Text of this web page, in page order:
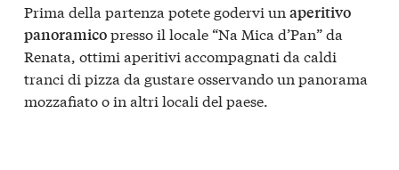
Prima della partenza potete godervi un aperitivo
panoramicopresso il locale “Na Mica d’Pan” da
Renata, ottimi aperitivi accompagnati da caldi
tranci di pizza da gustare osservando un panorama
mozzafiato o in altri locali del paese.